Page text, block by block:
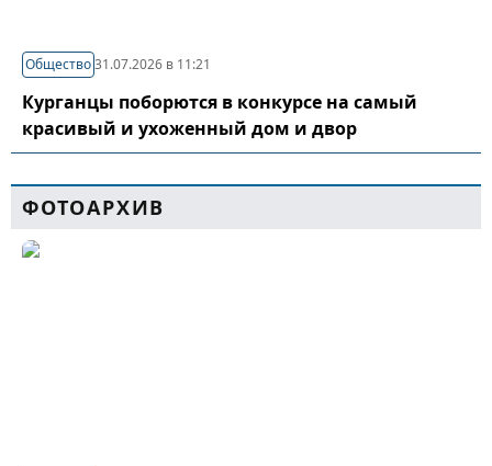
Общество31.07.2026 в 11:21
Курганцы поборются в конкурсе на самый
красивый и ухоженный дом и двор
ФОТОАРХИВ